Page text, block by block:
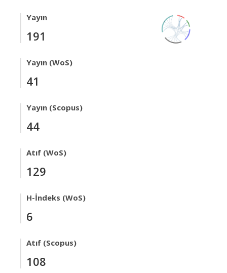
Yayın
191
Yayın (WoS)
41
Yayın (Scopus)
44
Atıf (WoS)
129
H-İndeks (WoS)
6
Atıf (Scopus)
108